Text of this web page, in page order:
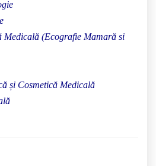
Medicală (Ecografie Mamară si
și Cosmetică Medicală